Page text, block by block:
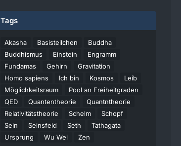
Tags
Akasha Basisteilchen
Buddha
Buddhismus
Einstein
Engramm
Fundamas
Gehirn
Gravitation
Homo sapiens
Ich bin Kosmos
Leib
Möglichkeitsraum
Pool an Freiheitgraden
QED
Quantentheorie
Quantntheorie
Relativitätstheorie
Schelm
Schopf
Sein
Seinsfeld Seth
Tathagata
Ursprung
Wu Wei Zen